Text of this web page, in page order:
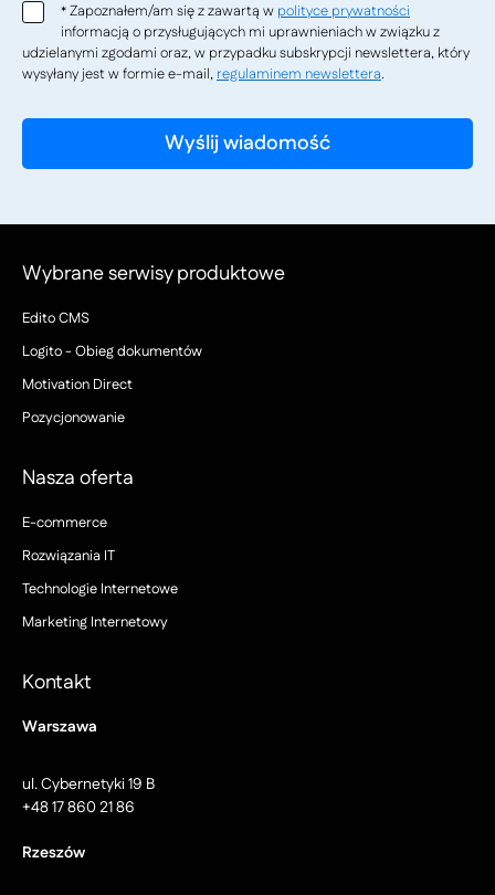
*Zapoznałem/am się z zawartą w polityce prywatności
informacją o przysługujących mi uprawnieniach w związku z
udzielanymi zgodami oraz, w przypadku subskrypcji newslettera, który
wysyłany jest w formie e-mail, regulaminem newslettera.
Wybrane serwisy produktowe
Edito CMS
Logito - Obieg dokumentów
Motivation Direct
Pozycjonowanie
Nasza oferta
E-commerce
Rozwiązania IT
Technologie Internetowe
Marketing Internetowy
Kontakt
Warszawa
ul. Cybernetyki 19 B
+48 17 860 21 86
Rzeszów